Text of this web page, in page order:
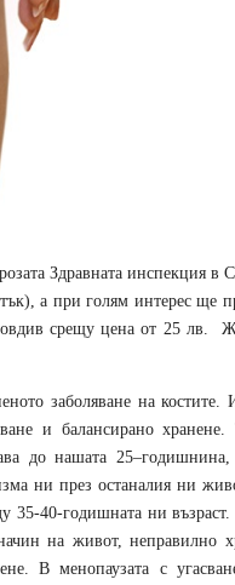
Здравната инспекция
а при голям интерес
срещу цена от 25 лв.
заболяване на
и балансирано
до нашата
ни през останалия ни
35-40-годишната ни
на живот, неправилно
В менопаузата с